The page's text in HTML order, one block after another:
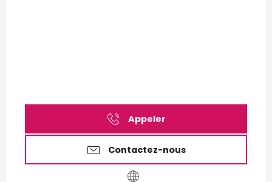
Appeler
Contactez-nous